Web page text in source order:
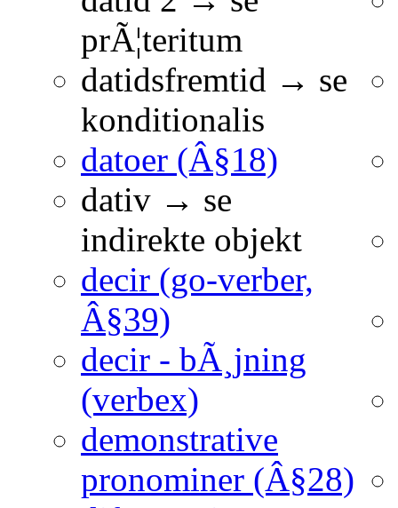
prÃ¦teritum
datidsfremtid → se
konditionalis
datoer (Â§18)
dativ → se
indirekte objekt
decir (go-verber,
Â§39)
decir - bÃ¸jning
(verbex)
demonstrative
pronominer (Â§28)